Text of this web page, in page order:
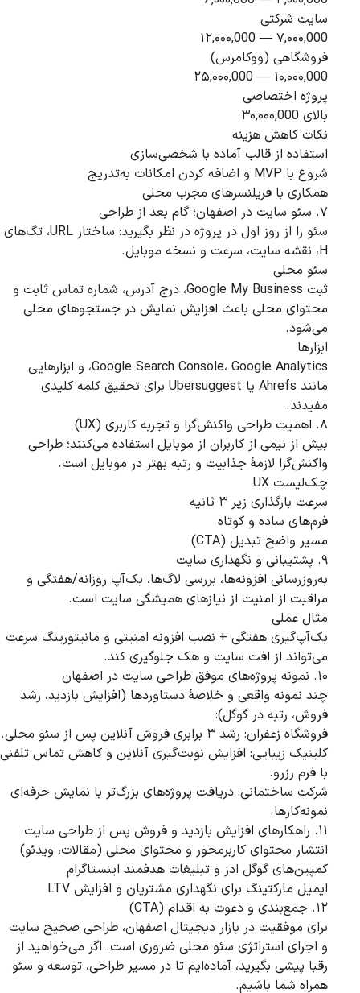
سایت شرکتی
۷,۰۰۰,000 — ۱۲,۰۰۰,000
فروشگاهی (ووکامرس)
۱۰,۰۰۰,000 — ۲۵,۰۰۰,000
پروژه اختصاصی
بالای ۳۰,۰۰۰,000
نکات کاهش هزینه
استفاده از قالب آماده با شخصی‌سازی
شروع با MVP و اضافه کردن امکانات به‌تدریج
همکاری با فریلنسرهای مجرب محلی
۷. سئو سایت در اصفهان؛ گام بعد از طراحی
سئو را از روز اول در پروژه در نظر بگیرید: ساختار URL، تگ‌های
H، نقشه سایت، سرعت و نسخه موبایل.
سئو محلی
ثبت Google My Business، درج آدرس، شماره تماس ثابت و
محتوای محلی باعث افزایش نمایش در جستجوهای محلی
می‌شود.
ابزارها
Google Search Console، Google Analytics، و ابزارهایی
مانند Ahrefs یا Ubersuggest برای تحقیق کلمه کلیدی
مفیدند.
۸. اهمیت طراحی واکنش‌گرا و تجربه کاربری (UX)
بیش از نیمی از کاربران از موبایل استفاده می‌کنند؛ طراحی
واکنش‌گرا لازمهٔ جذابیت و رتبه بهتر در موبایل است.
چک‌لیست UX
سرعت بارگذاری زیر ۳ ثانیه
فرم‌های ساده و کوتاه
مسیر واضح تبدیل (CTA)
۹. پشتیبانی و نگهداری سایت
به‌روزرسانی افزونه‌ها، بررسی لاگ‌ها، بک‌آپ روزانه/هفتگی و
مراقبت از امنیت از نیازهای همیشگی سایت است.
مثال عملی
بک‌آپ‌گیری هفتگی + نصب افزونه امنیتی و مانیتورینگ سرعت
می‌تواند از افت سایت و هک جلوگیری کند.
۱۰. نمونه پروژه‌های موفق طراحی سایت در اصفهان
چند نمونه واقعی و خلاصهٔ دستاوردها (افزایش بازدید، رشد
فروش، رتبه در گوگل):
فروشگاه زعفران: رشد ۳ برابری فروش آنلاین پس از سئو محلی.
کلینیک زیبایی: افزایش نوبت‌گیری آنلاین و کاهش تماس تلفنی
با فرم رزرو.
شرکت ساختمانی: دریافت پروژه‌های بزرگ‌تر با نمایش حرفه‌ای
نمونه‌کارها.
۱۱. راهکارهای افزایش بازدید و فروش پس از طراحی سایت
انتشار محتوای کاربرمحور و محتوای محلی (مقالات، ویدئو)
کمپین‌های گوگل ادز و تبلیغات هدفمند اینستاگرام
ایمیل مارکتینگ برای نگهداری مشتریان و افزایش LTV
۱۲. جمع‌بندی و دعوت به اقدام (CTA)
برای موفقیت در بازار دیجیتال اصفهان، طراحی صحیح سایت
و اجرای استراتژی سئو محلی ضروری است. اگر می‌خواهید از
رقبا پیشی بگیرید، آماده‌ایم تا در مسیر طراحی، توسعه و سئو
همراه شما باشیم.